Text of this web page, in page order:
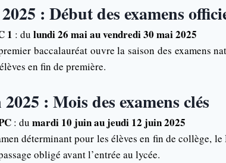
: Début des examens
1 : du lundi 26 mai au vendredi 30 mai 2025
baccalauréat ouvre la saison des examens
en fin de première.
: Mois des examens clés
: du mardi 10 juin au jeudi 12 juin 2025
déterminant pour les élèves en fin de collège,
obligé avant l’entrée au lycée.